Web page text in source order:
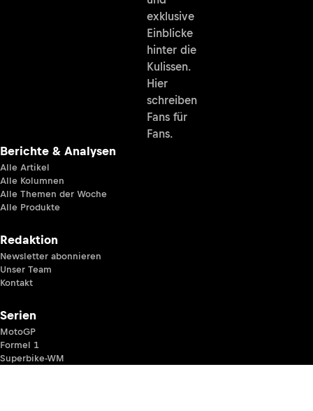
exklusive
Einblicke
hinter die
Kulissen.
Hier
schreiben
Fans für
Fans.
Berichte & Analysen
Alle Artikel
Alle Kolumnen
Alle Themen der Woche
Alle Produkte
Redaktion
Newsletter abonnieren
Unser Team
Kontakt
Serien
MotoGP
Formel 1
Superbike-WM